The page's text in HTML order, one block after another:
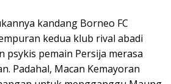
kandang Borneo FC
kedua klub rival abadi
psykis pemain Persija merasa
Padahal, Macan Kemayoran